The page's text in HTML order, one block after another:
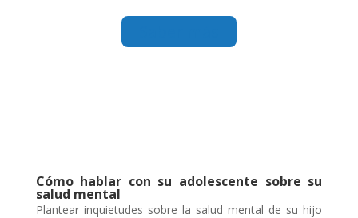
Cómo hablar con su adolescente sobre su
salud mental
Plantear inquietudes sobre la salud mental de su hijo